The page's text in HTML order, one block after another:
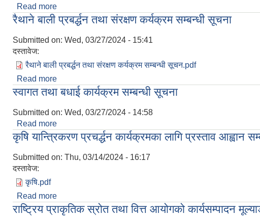
Read more
रैथाने बाली प्रबर्द्धन तथा संरक्षण कर्यक्रम सम्बन्धी सूचना
Submitted on: Wed, 03/27/2024 - 15:41
दस्तावेज:
रैथाने बाली प्रबर्द्धन तथा संरक्षण कर्यक्रम सम्बन्धी सूचन.pdf
Read more
स्वागत तथा बधाई कार्यक्रम सम्बन्धी सूचना
Submitted on: Wed, 03/27/2024 - 14:58
Read more
कृषि यान्त्रिकरण प्रचर्द्धन कार्यक्रमका लागि प्रस्ताव आह्वान
Submitted on: Thu, 03/14/2024 - 16:17
दस्तावेज:
कृषि.pdf
Read more
राष्ट्रिय प्राकृतिक स्रोत तथा वित्त आयोगको कार्यसम्पादन